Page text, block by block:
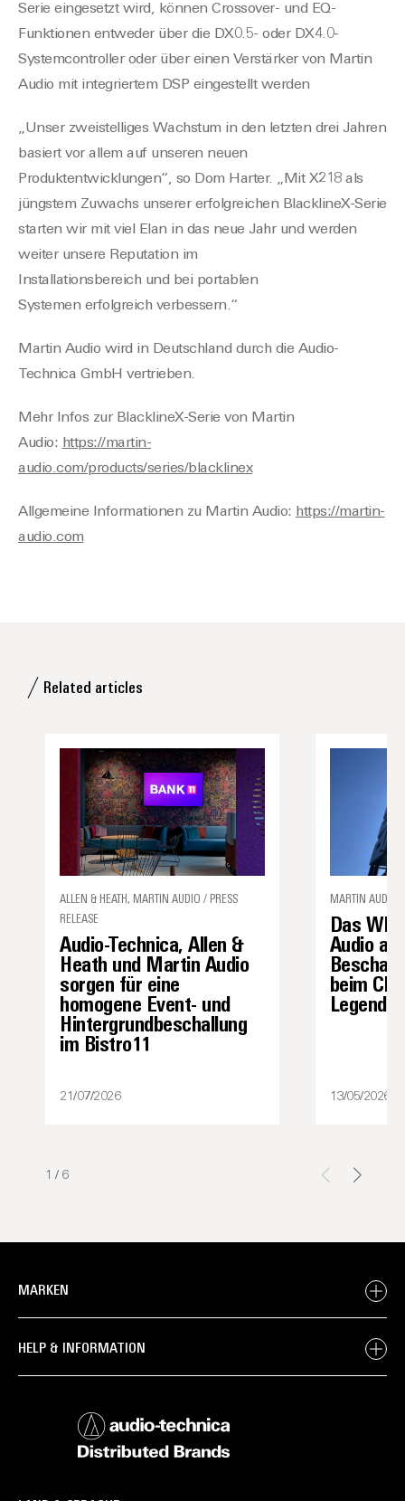
Serie eingesetzt wird, können Crossover- und EQ-
Funktionen entweder über die DX0.5- oder DX4.0-
Systemcontroller oder über einen Verstärker von Martin
Audio mit integriertem DSP eingestellt werden
„Unser zweistelliges Wachstum in den letzten drei Jahren
basiert vor allem auf unseren neuen
Produktentwicklungen“, so Dom Harter. „Mit X218 als
jüngstem Zuwachs unserer erfolgreichen BlacklineX-Serie
starten wir mit viel Elan in das neue Jahrund werden
weiter unsere Reputation im
Installationsbereich und bei portablen
Systemen erfolgreich verbessern.“
Martin Audio wird in Deutschland durch die Audio-
Technica GmbH vertrieben.
Mehr Infos zur BlacklineX-Serie von Martin
Audio: https://martin-
audio.com/products/series/blacklinex
Allgemeine Informationen zu Martin Audio: https://martin-
audio.com
Related articles
ALLEN & HEATH, MARTIN AUDIO / PRESS
RELEASE
Audio-Technica, Allen &
Heath und Martin Audio
sorgen für eine
homogene Event- und
Hintergrundbeschallung
im Bistro11
21/07/2026
MARTIN AUDIO /
Das
Audio
beim
13/05/2026
1 / 6
MARKEN
HELP & INFORMATION